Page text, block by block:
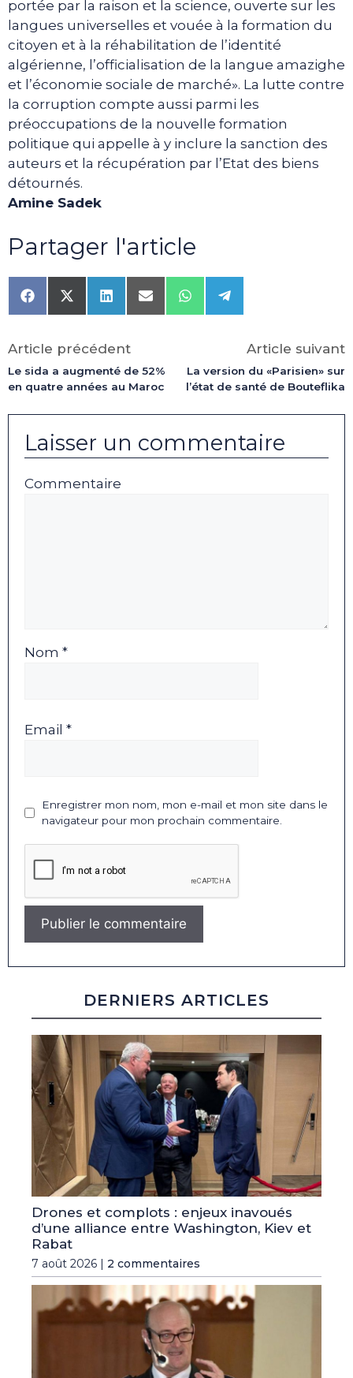
portée par la raison et la science, ouverte sur les
langues universelles et vouée à la formation du
citoyen et à la réhabilitation de l’identité
algérienne, l’officialisation de la langue amazighe
et l’économie sociale de marché». La lutte contre
la corruption compte aussi parmi les
préoccupations de la nouvelle formation
politique qui appelle à y inclure la sanction des
auteurs et la récupération par l’Etat des biens
détournés.
Amine Sadek
Partager l'article
Share
on
Share
on
(Twitter)
Share
on
Share
on
Share
on
Share
on
Article précédent
Le sida a augmenté de 52%
en quatre années au Maroc
Article suivant
La version du «Parisien» sur
l’état de santé de Bouteflika
Laisser un commentaire
Commentaire
Nom *
Email *
Enregistrer mon nom, mon e-mail et mon site dans le
navigateur pour mon prochain commentaire.
DERNIERS ARTICLES
Drones et complots : enjeux inavoués
d’une alliance entre Washington, Kiev et
Rabat
7 août 2026 | 2 commentaires